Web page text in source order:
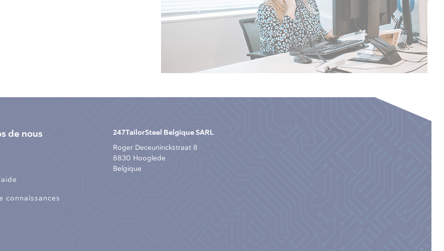
de nous
connaissances
247TailorSteel Belgique SARL
Roger Deceuninckstraat 8
8830 Hooglede
Belgique